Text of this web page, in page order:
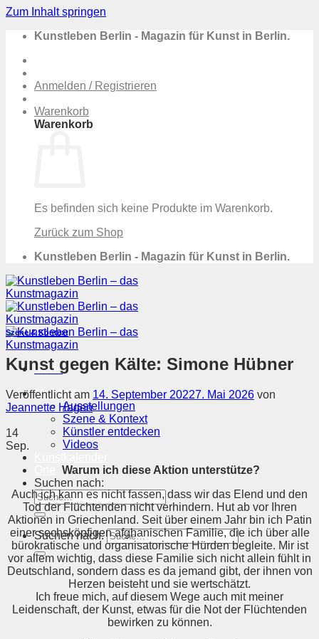
Zum Inhalt springen
Kunstleben Berlin - Magazin für Kunst in Berlin.
Anmelden / Registrieren
Warenkorb
Warenkorb
Es befinden sich keine Produkte im Warenkorb.
Zurück zum Shop
Kunstleben Berlin - Magazin für Kunst in Berlin.
Menü
Magazin
Ausstellungen
Szene & Kontext
Künstler entdecken
Videos
Suchen nach:
Suchen nach:
Szene & Kontext
Kunst gegen Kälte: Simone Hübner
Veröffentlicht am 14. September 20227. Mai 2026 von
Jeannette Hagen
14
Sep.
Warum ich diese Aktion unterstütze?
Auch ich kann es nicht fassen, dass wir das Elend und den
Tod der Flüchtenden nicht verhindern. Hut ab vor Ihren
Aktionen in Griechenland. Seit über einem Jahr bin ich Patin
einer sechsköpfigen afghanischen Familie, die ich über alle
bürokratische und organisatorische Hürden begleite. Mir ist
vor allem wichtig, dass diese Familie sich nicht allein fühlt in
Deutschland, sondern dass es da jemand gibt, der ihnen von
Herzen beisteht und sie wertschätzt.
Ich freue mich, auf diesem Wege auch mit meiner
Leidenschaft, der Kunst, etwas für die Not der Flüchtenden
bewirken zu können.